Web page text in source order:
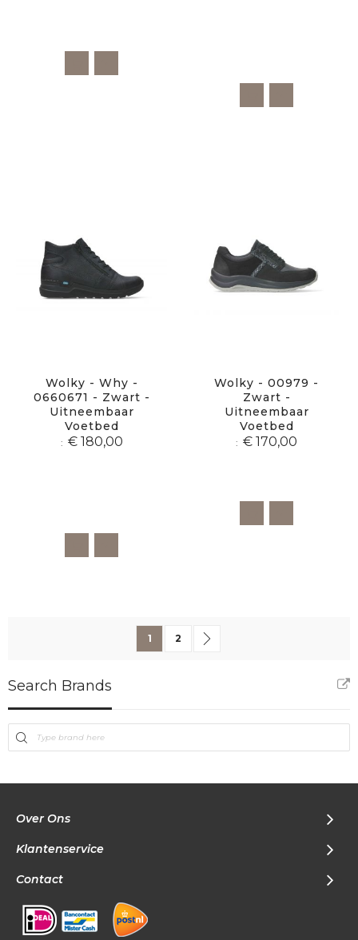
Wolky - Why -
0660671 - Zwart -
Uitneembaar
Voetbed
€ 180,00
Wolky - 00979 -
Zwart -
Uitneembaar
Voetbed
€ 170,00
U lees momenteel pagina
1 Pagina
2
Search Brands
Over Ons
Klantenservice
Contact